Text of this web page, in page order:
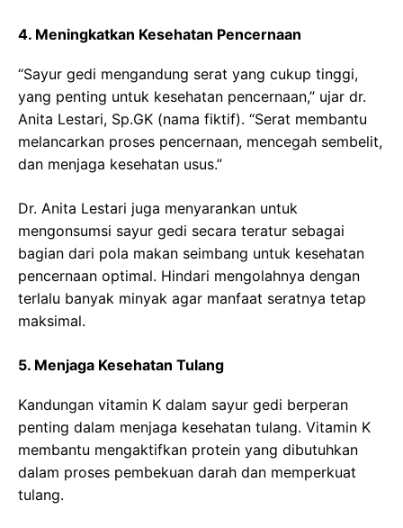
4. Meningkatkan Kesehatan Pencernaan
“Sayur gedi mengandung serat yang cukup tinggi,
yang penting untuk kesehatan pencernaan,” ujar dr.
Anita Lestari, Sp.GK (nama fiktif). “Serat membantu
melancarkan proses pencernaan, mencegah sembelit,
dan menjaga kesehatan usus.”
Dr. Anita Lestari juga menyarankan untuk
mengonsumsi sayur gedi secara teratur sebagai
bagian dari pola makan seimbang untuk kesehatan
pencernaan optimal. Hindari mengolahnya dengan
terlalu banyak minyak agar manfaat seratnya tetap
maksimal.
5. Menjaga Kesehatan Tulang
Kandungan vitamin K dalam sayur gedi berperan
penting dalam menjaga kesehatan tulang. Vitamin K
membantu mengaktifkan protein yang dibutuhkan
dalam proses pembekuan darah dan memperkuat
tulang.